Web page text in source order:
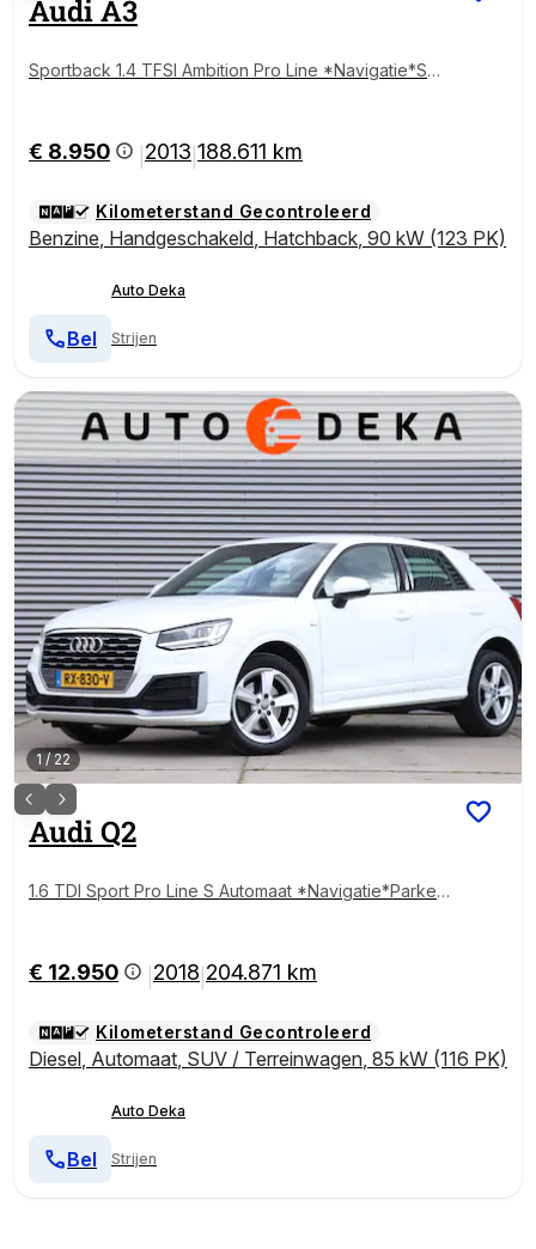
AudiA3
Sportback 1.4 TFSI Ambition Pro Line *Navigatie*Spo
€ 8.950 2013 188.611 km
Kilometerstand Gecontroleerd
Benzine, Handgeschakeld, Hatchback, 90 kW (123 PK)
Auto Deka
Strijen
Bel
1 / 22
AudiQ2
1.6 TDI Sport Pro Line S Automaat *Navigatie*Parkee
€ 12.950 2018 204.871 km
Kilometerstand Gecontroleerd
Diesel, Automaat, SUV / Terreinwagen, 85 kW (116 PK)
Auto Deka
Strijen
Bel